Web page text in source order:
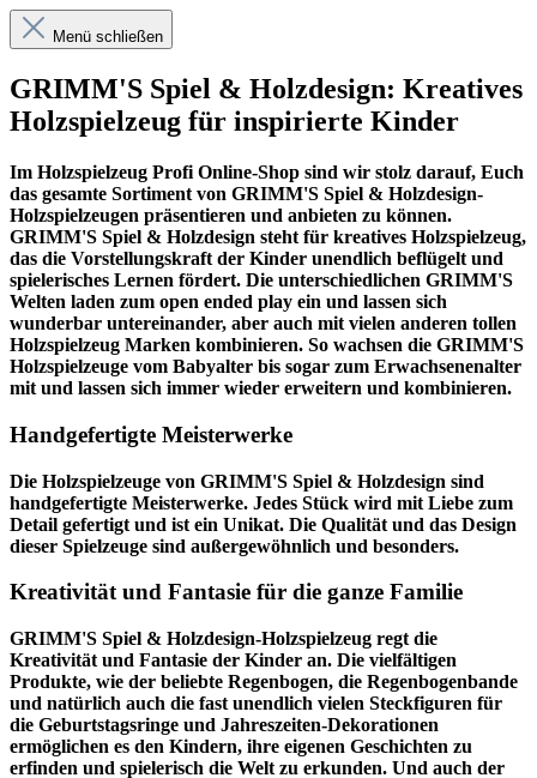
Menü schließen
GRIMM'S Spiel & Holzdesign: Kreatives
Holzspielzeug für inspirierte Kinder
Im Holzspielzeug Profi Online-Shop sind wir stolz darauf, Euch
das gesamte Sortiment von GRIMM'S Spiel & Holzdesign-
Holzspielzeugen präsentieren und anbieten zu können.
GRIMM'S Spiel & Holzdesign steht für kreatives Holzspielzeug,
das die Vorstellungskraft der Kinder unendlich beflügelt und
spielerisches Lernen fördert. Die unterschiedlichen GRIMM'S
Welten laden zum open ended play ein und lassen sich
wunderbar untereinander, aber auch mit vielen anderen tollen
Holzspielzeug Marken kombinieren. So wachsen die GRIMM'S
Holzspielzeuge vom Babyalter bis sogar zum Erwachsenenalter
mit und lassen sich immer wieder erweitern und kombinieren.
Handgefertigte Meisterwerke
Die Holzspielzeuge von GRIMM'S Spiel & Holzdesign sind
handgefertigte Meisterwerke. Jedes Stück wird mit Liebe zum
Detail gefertigt und ist ein Unikat. Die Qualität und das Design
dieser Spielzeuge sind außergewöhnlich und besonders.
Kreativität und Fantasie für die ganze Familie
GRIMM'S Spiel & Holzdesign-Holzspielzeug regt die
Kreativität und Fantasie der Kinder an. Die vielfältigen
Produkte, wie der beliebte Regenbogen, die Regenbogenbande
und natürlich auch die fast unendlich vielen Steckfiguren für
die Geburtstagsringe und Jahreszeiten-Dekorationen
ermöglichen es den Kindern, ihre eigenen Geschichten zu
erfinden und spielerisch die Welt zu erkunden. Und auch der